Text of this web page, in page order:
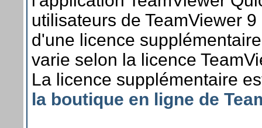
utilisateurs de TeamViewer
d'une licence
varie selon la licence
La licence supplémentaire
la boutique en ligne de